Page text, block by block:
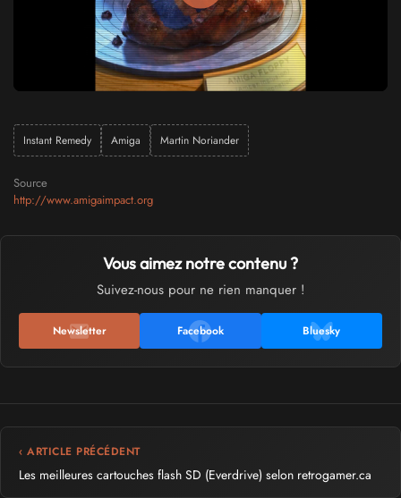
Instant Remedy Amiga Martin Noriander
Source
http://www.amigaimpact.org
Vous aimez notre contenu ?
Suivez-nous pour ne rien manquer !
Newsletter Facebook Bluesky
‹ ARTICLE PRÉCÉDENT
Les meilleures cartouches flash SD (Everdrive) selon retrogamer.ca